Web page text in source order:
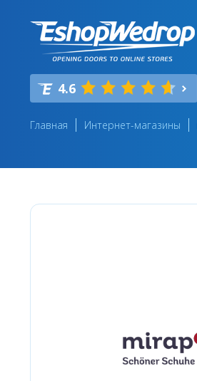
4.6
Главная Интернет-магазины